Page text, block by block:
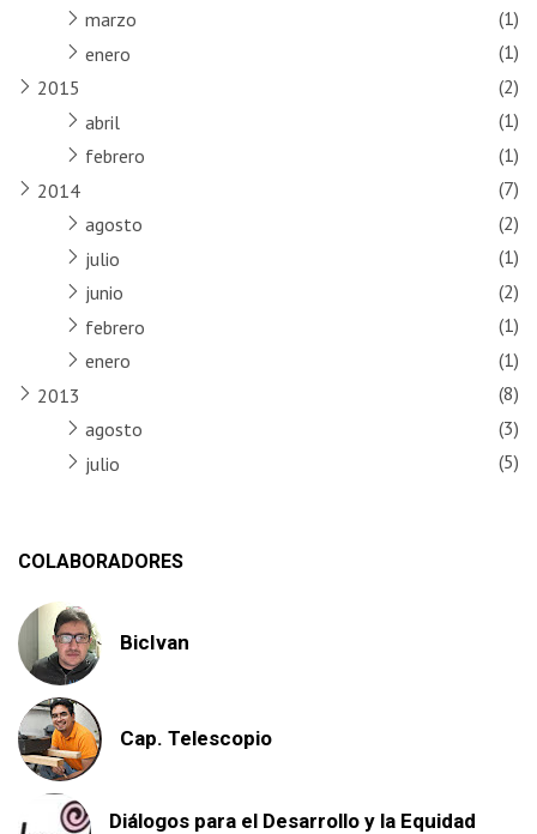
marzo
(1)
enero
(1)
2015
(2)
abril
(1)
febrero
(1)
2014
(7)
agosto
(2)
julio
(1)
junio
(2)
febrero
(1)
enero
(1)
2013
(8)
agosto
(3)
julio
(5)
COLABORADORES
BicIvan
Cap. Telescopio
Diálogos para el Desarrollo y la Equidad